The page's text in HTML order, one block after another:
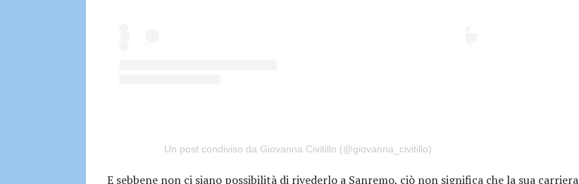
Un post condiviso da Giovanna Civitillo (@giovanna_civitillo)
E sebbene non ci siano possibilità di rivederlo a Sanremo, ciò non significa che la sua carriera